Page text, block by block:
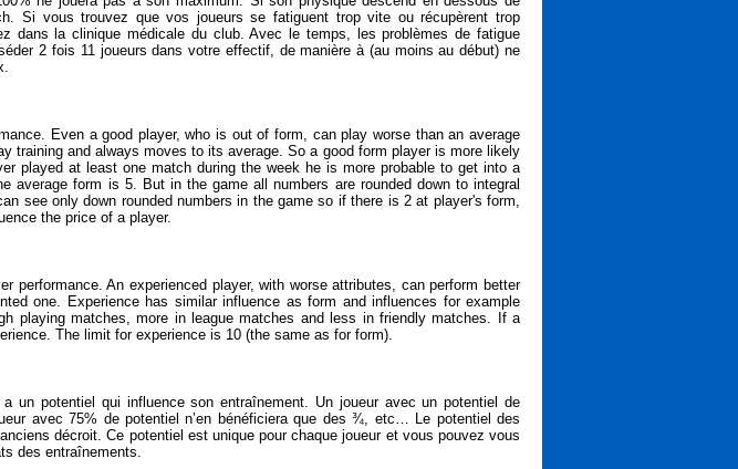
Si vous trouvez que vos joueurs se fatiguent trop vite ou récupèrent trop
dans la clinique médicale du club. Avec le temps, les problèmes de fatigue
2 fois 11 joueurs dans votre effectif, de manière à (au moins au début) ne
Even a good player, who is out of form, can play worse than an average
training and always moves to its average. So a good form player is more likely
played at least one match during the week he is more probable to get into a
average form is 5. But in the game all numbers are rounded down to integral
see only down rounded numbers in the game so if there is 2 at player's form,
the price of a player.
performance. An experienced player, with worse attributes, can perform better
one. Experience has similar influence as form and influences for example
playing matches, more in league matches and less in friendly matches. If a
The limit for experience is 10 (the same as for form).
un potentiel qui influence son entraînement. Un joueur avec un potentiel de
avec 75% de potentiel n’en bénéficiera que des ¾, etc… Le potentiel des
décroit. Ce potentiel est unique pour chaque joueur et vous pouvez vous
des entraînements.